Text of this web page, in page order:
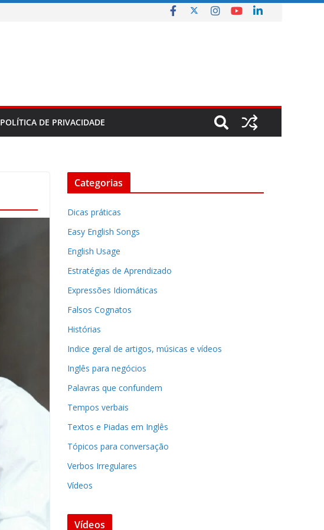
POLÍTICA DE PRIVACIDADE
Categorias
Dicas práticas
Easy English Songs
English Usage
Estratégias de Aprendizado
Expressões Idiomáticas
Falsos Cognatos
Histórias
Indice geral de artigos, músicas e vídeos
Inglês para negócios
Palavras que confundem
Tempos verbais
Textos e Piadas em Inglês
Tópicos para conversação
Verbos Irregulares
Vídeos
Vídeos